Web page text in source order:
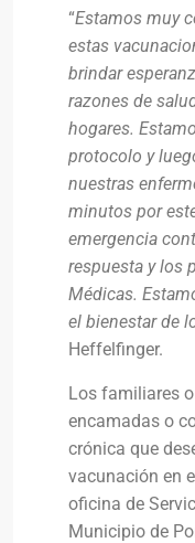
“Estamos muy
estas
brindar
razones de
hogares.
protocolo y
nuestras
minutos por
emergencia
respuesta y los
Médicas.
el bienestar de
Heffelfinger.
Los familiares
encamadas o
crónica que
vacunación en
oficina de
Municipio de